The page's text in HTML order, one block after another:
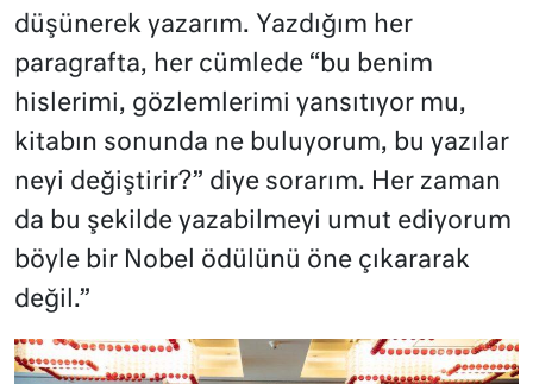
düşünerek yazarım. Yazdığım her
paragrafta, her cümlede “bu benim
hislerimi, gözlemlerimi yansıtıyor mu,
kitabın sonunda ne buluyorum, bu yazılar
neyi değiştirir?” diye sorarım. Her zaman
da bu şekilde yazabilmeyi umut ediyorum
böyle bir Nobel ödülünü öne çıkararak
değil.”